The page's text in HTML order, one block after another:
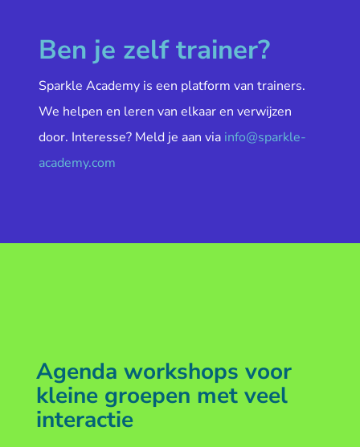
Ben je zelf trainer?
Sparkle Academy is een platform van trainers.
We helpen en leren van elkaar en verwijzen
door. Interesse? Meld je aan via info@sparkle-
academy.com
Agenda workshops voor
kleine groepen met veel
interactie